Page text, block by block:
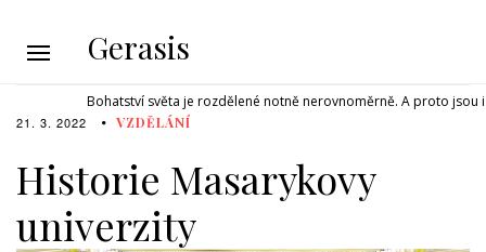
Gerasis
Bohatství světa je rozdělené notně nerovnoměrně. A proto
21. 3. 2022 VZDĚLÁNÍ
Historie Masarykovy
univerzity